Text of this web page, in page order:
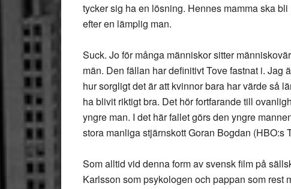
tycker sig ha en lösning. Hennes mamma ska
efter en lämplig man.
Suck. Jo för många människor sitter
män. Den fällan har definitivt Tove fastnat i.
hur sorgligt det är att kvinnor bara har värde så
ha blivit riktigt bra. Det hör fortfarande till
yngre man. I det här fallet görs den yngre
stora manliga stjärnskott Goran Bogdan (HBO:s
Som alltid vid denna form av svensk film på
Karlsson som psykologen och pappan som rest